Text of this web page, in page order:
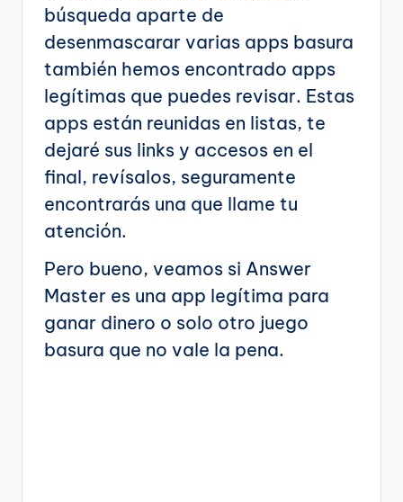
búsqueda aparte de
desenmascarar varias apps basura
también hemos encontrado apps
legítimas que puedes revisar. Estas
apps están reunidas en listas, te
dejaré sus links y accesos en el
final, revísalos, seguramente
encontrarás una que llame tu
atención.
Pero bueno, veamos si Answer
Master es una app legítima para
ganar dinero o solo otro juego
basura que no vale la pena.